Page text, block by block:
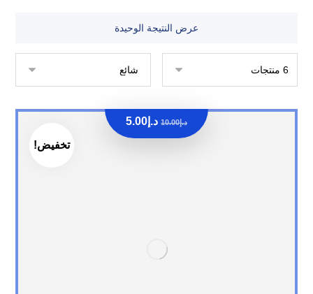
عرض النتيجة الوحيدة
تخفيض!
د.إ10.00 د.إ 5.00